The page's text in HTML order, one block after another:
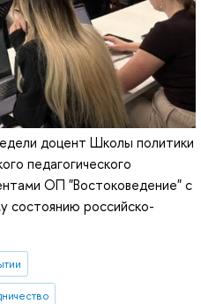
доцент Школы политики
педагогического
ОП "Востоковедение" с
состоянию российско-